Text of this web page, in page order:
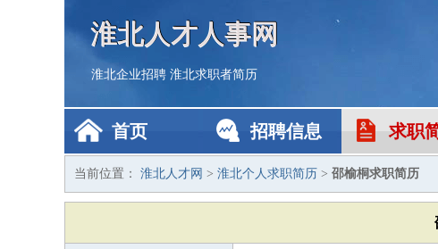
淮北人才人事网
淮北企业招聘 淮北求职者简历
首页 招聘信息 求职
当前位置： 淮北人才网 > 淮北个人求职简历 > 邵榆桐求职简历